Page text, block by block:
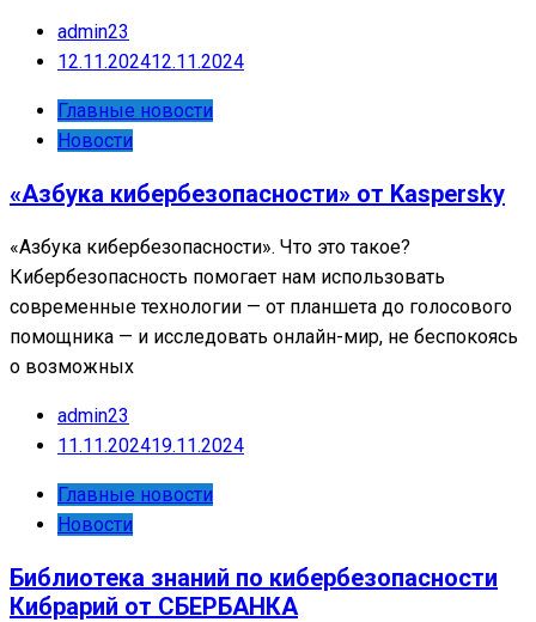
admin23
12.11.202412.11.2024
Главные новости
Новости
«Азбука кибербезопасности» от Kaspersky
«Азбука кибербезопасности». Что это такое?
Кибербезопасность помогает нам использовать
современные технологии — от планшета до голосового
помощника — и исследовать онлайн-мир, не беспокоясь
о возможных
admin23
11.11.202419.11.2024
Главные новости
Новости
Библиотека знаний по кибербезопасности
Кибрарий от СБЕРБАНКА